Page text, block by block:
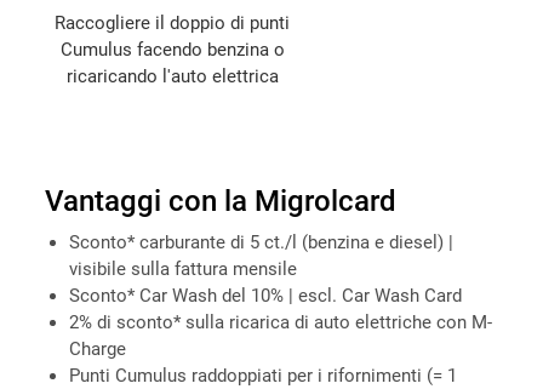
Raccogliere il doppio di punti
Cumulus facendo benzina o
ricaricando l'auto elettrica
Vantaggi con la Migrolcard
Sconto* carburante di 5 ct./l (benzina e diesel) |
visibile sulla fattura mensile
Sconto* Car Wash del 10% | escl. Car Wash Card
2% di sconto* sulla ricarica di auto elettriche con M-
Charge
Punti Cumulus raddoppiati per i rifornimenti (= 1